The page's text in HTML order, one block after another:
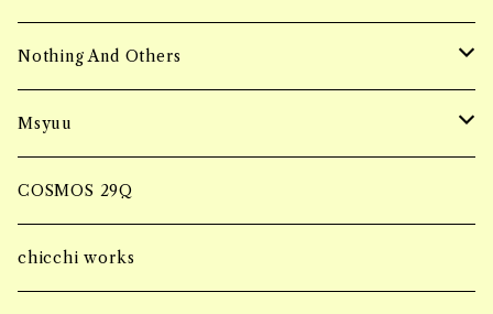
ornament オーナメント
bracelet
soy meat gift pack
ブロックタイプ
フィレタイプ
パーソナルエフェクトBAG
マルシェBAG
ブランケット巾着BAG
ブランケットケースBAG
フィレタイプ
HERB & SPICE
マンゴーグラノーラ
Handmade pierce
Nothing And Others
Accessory
Bangle
Bracelet
Msyuu
ring
piercing
COSMOS 29Q
chicchi works